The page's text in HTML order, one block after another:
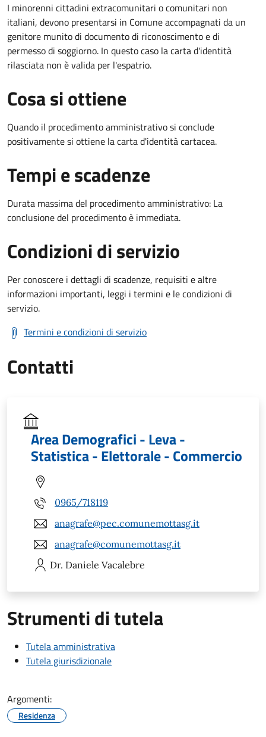
I minorenni cittadini extracomunitari o comunitari non
italiani, devono presentarsi in Comune accompagnati da un
genitore munito di documento di riconoscimento e di
permesso di soggiorno. In questo caso la carta d'identità
rilasciata non è valida per l'espatrio.
Cosa si ottiene
Quando il procedimento amministrativo si conclude
positivamente si ottiene la carta d'identità cartacea.
Tempi e scadenze
Durata massima del procedimento amministrativo: La
conclusione del procedimento è immediata.
Condizioni di servizio
Per conoscere i dettagli di scadenze, requisiti e altre
informazioni importanti, leggi i termini e le condizioni di
servizio.
Termini e condizioni di servizio
Contatti
Area Demografici - Leva -
Statistica - Elettorale - Commercio
0965/718119
anagrafe@pec.comunemottasg.it
anagrafe@comunemottasg.it
Dr. Daniele Vacalebre
Strumenti di tutela
Tutela amministrativa
Tutela giurisdizionale
Argomenti:
Residenza